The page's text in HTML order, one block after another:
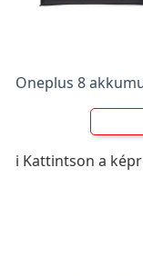
Oneplus 8
ℹ️ Kattintson a